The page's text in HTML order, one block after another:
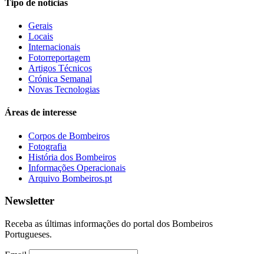
Tipo de notícias
Gerais
Locais
Internacionais
Fotorreportagem
Artigos Técnicos
Crónica Semanal
Novas Tecnologias
Áreas de interesse
Corpos de Bombeiros
Fotografia
História dos Bombeiros
Informações Operacionais
Arquivo Bombeiros.pt
Newsletter
Receba as últimas informações do portal dos Bombeiros
Portugueses.